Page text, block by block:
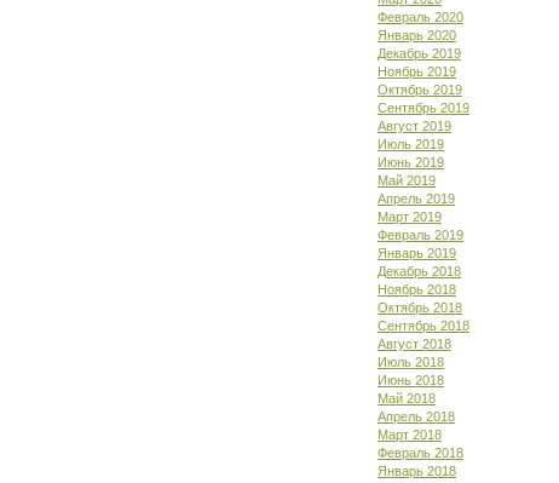
Февраль 2020
Январь 2020
Декабрь 2019
Ноябрь 2019
Октябрь 2019
Сентябрь 2019
Август 2019
Июль 2019
Июнь 2019
Май 2019
Апрель 2019
Март 2019
Февраль 2019
Январь 2019
Декабрь 2018
Ноябрь 2018
Октябрь 2018
Сентябрь 2018
Август 2018
Июль 2018
Июнь 2018
Май 2018
Апрель 2018
Март 2018
Февраль 2018
Январь 2018